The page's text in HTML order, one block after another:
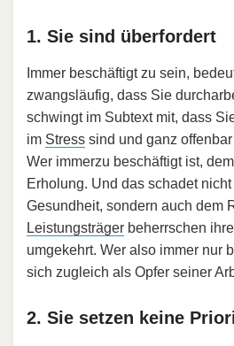
1. Sie sind überfordert
Immer beschäftigt zu sein,
zwangsläufig, dass Sie
schwingt im Subtext mit, dass
im Stress sind und ganz
Wer immerzu beschäftigt ist,
Erholung. Und das schadet
Gesundheit, sondern auch dem
Leistungsträger beherrschen
umgekehrt. Wer also immer nur
sich zugleich als Opfer seiner
2. Sie setzen keine